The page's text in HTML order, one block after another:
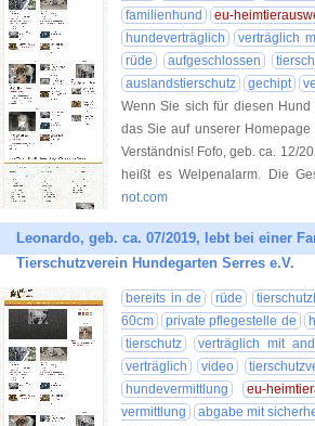
familienhund eu-
hundeverträglich
verträglich
rüde
aufgeschlossen
auslandstierschutz
gechipt
Wenn Sie sich für diesen Hund
das Sie auf unserer
Verständnis! Fofo, geb. ca. 12/
heißt es Welpenalarm. Die
not.com
Leonardo, geb. ca. 07/2019, lebt bei einer
Tierschutzverein Hundegarten Serres e.V.
bereits in de rüde
60cm
private pflegestelle de
tierschutz
verträglich mit
verträglich
video
hundevermittlung
eu-
vermittlung
abgabe mit